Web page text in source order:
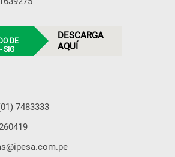
DE
SIG
DESCARGA
AQUÍ
7483333